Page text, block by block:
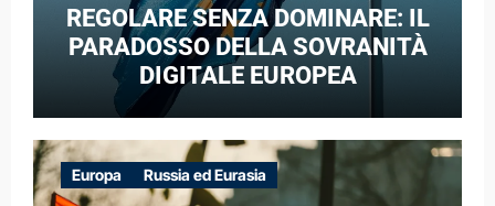
REGOLARE SENZA DOMINARE: IL
PARADOSSO DELLA SOVRANITÀ
DIGITALE EUROPEA
Europa Russia ed Eurasia